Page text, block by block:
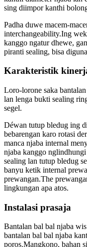
sing diimpor kanthi
Padha duwe macem-
interchangeability.Ing
kanggo ngatur dhewe,
piranti sealing, bisa
Karakteristik
Loro-lorone saka
lan lenga bukti sealing
segel.
Déwan tutup bledug ing
bebarengan karo rotasi
manca njaba internal
njaba kanggo
sealing lan tutup bledug
banyu ketik internal
prewangan.The
lingkungan apa atos.
Instalasi prasaja
Bantalan bal bal njaba
bantalan bal bal njaba
poros.Mangkono, bahan